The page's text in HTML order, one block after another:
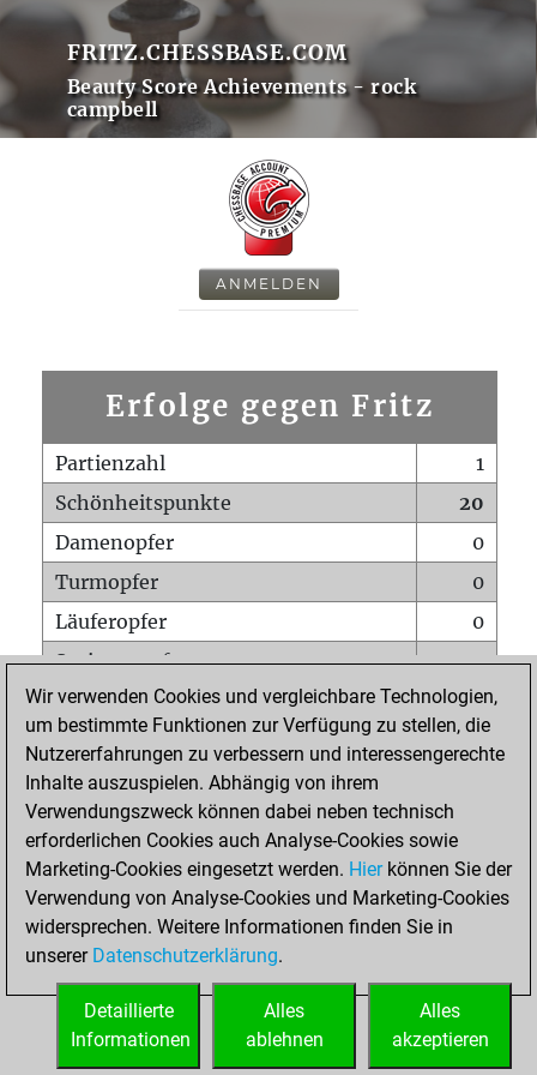
FRITZ.CHESSBASE.COM
Beauty Score Achievements - rock
campbell
ANMELDEN
Erfolge gegen Fritz
Partienzahl
1
Schönheitspunkte
20
Damenopfer
0
Turmopfer
0
Läuferopfer
0
Springeropfer
0
Bauernopfer
1
Matt auf vollem Brett
0
Bauer setzt Matt
Erstickte Matts
Unterverwandlungen
0
Türme auf der siebten
0
STARTSEITE
Wir verwenden Cookies und vergleichbare Technologien,
um bestimmte Funktionen zur Verfügung zu stellen, die
Nutzererfahrungen zu verbessern und interessengerechte
Inhalte auszuspielen. Abhängig von ihrem
Verwendungszweck können dabei neben technisch
erforderlichen Cookies auch Analyse-Cookies sowie
Marketing-Cookies eingesetzt werden. Hierkönnen Sie der
Verwendung von Analyse-Cookies und Marketing-Cookies
widersprechen. Weitere Informationen finden Sie in
unserer Datenschutzerklärung.
Alles
akzeptieren
Alles
ablehnen
Detaillierte
Informationen